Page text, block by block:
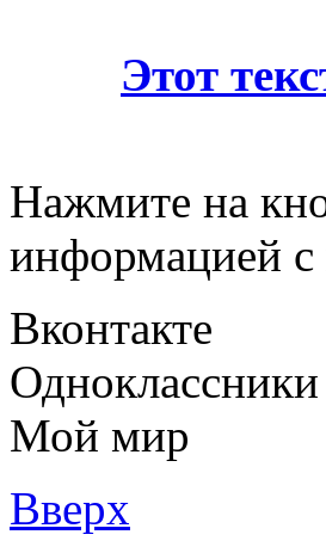
Этот
Нажмите на
информацией
Вконтакте
Одноклассники
Мой мир
Вверх